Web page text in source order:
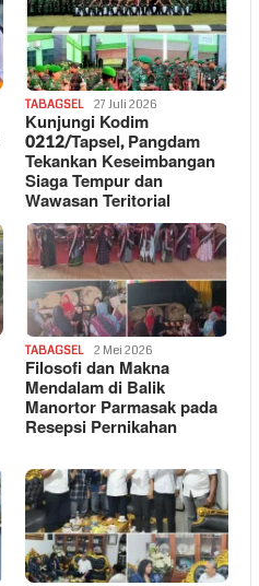
TABAGSEL 27 Juli 2026
Kunjungi Kodim
0212/Tapsel, Pangdam
Tekankan Keseimbangan
Siaga Tempur dan
Wawasan Teritorial
TABAGSEL 2 Mei 2026
Filosofi dan Makna
Mendalam di Balik
Manortor Parmasak pada
Resepsi Pernikahan